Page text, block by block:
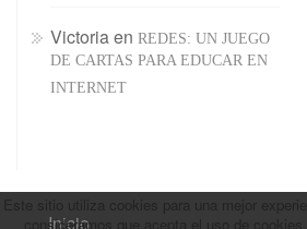
Victoriaen REDES: UN JUEGO
DE CARTAS PARA EDUCAR EN
INTERNET
Inicio
consideramos que acepta el uso de cookies.